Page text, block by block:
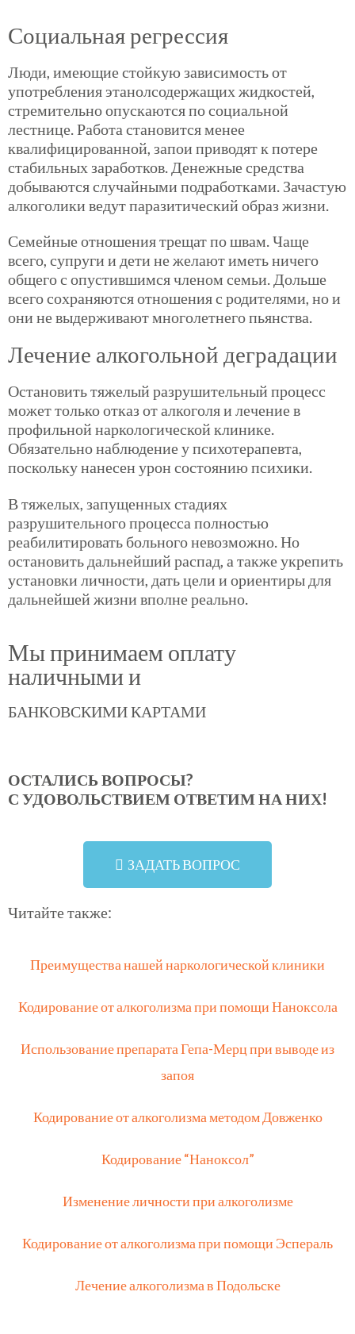
Социальная регрессия
Люди, имеющие стойкую зависимость от
употребления этанолсодержащихжидкостей,
стремительно опускаются по социальной
лестнице. Работа становится менее
квалифицированной, запои приводят к потере
стабильных заработков. Денежные средства
добываются случайными подработками. Зачастую
алкоголики ведут паразитический образ жизни.
Семейные отношения трещат по швам. Чаще
всего, супруги и дети не желают иметь ничего
общего с опустившимся членом семьи. Дольше
всего сохраняются отношения с родителями, но и
они не выдерживают многолетнего пьянства.
Лечение алкогольной деградации
Остановить тяжелый разрушительный процесс
может только отказ от алкоголя и лечение в
профильной наркологической клинике.
Обязательно наблюдение у психотерапевта,
поскольку нанесен урон состоянию психики.
В тяжелых, запущенных стадиях
разрушительного процесса полностью
реабилитировать больного невозможно. Но
остановить дальнейший распад, а также укрепить
установки личности, дать цели и ориентиры для
дальнейшей жизни вполне реально.
Мы принимаем оплату
наличными и
БАНКОВСКИМИ КАРТАМИ
ОСТАЛИСЬ ВОПРОСЫ?
С УДОВОЛЬСТВИЕМ ОТВЕТИМ НА НИХ!
ЗАДАТЬ ВОПРОС
Читайте также:
Преимущества нашей наркологической клиники
Кодирование от алкоголизма при помощи Наноксола
Использование препарата Гепа-Мерц при выводе из
запоя
Кодирование от алкоголизма методом Довженко
Кодирование “Наноксол”
Изменение личности при алкоголизме
Кодирование от алкоголизма при помощи Эспераль
Лечение алкоголизма в Подольске